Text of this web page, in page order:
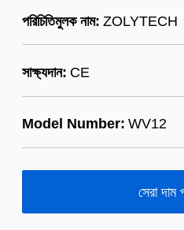
পরিচিতিমুলক নাম: ZOLYTECH
সাক্ষ্যদান: CE
Model Number: WV12
সেরা দাম